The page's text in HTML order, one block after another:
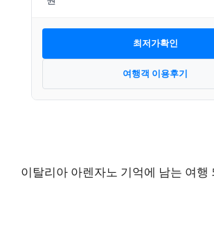
최저가확인
여행객 이용후기
이탈리아 아렌자노 기억에 남는 여행